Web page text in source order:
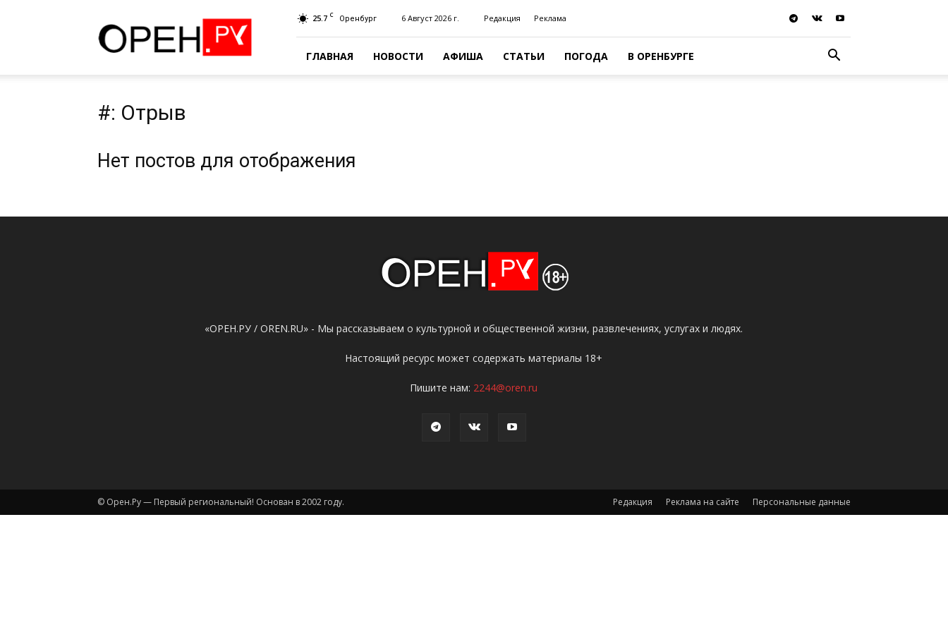
25.7 C Оренбург 6 Август 2026 г. Редакция Реклама
ГЛАВНАЯ НОВОСТИ АФИША СТАТЬИ ПОГОДА В ОРЕНБУРГЕ
#: Отрыв
Нет постов для отображения
«ОРЕН.РУ / OREN.RU» - Мы рассказываем о культурной и общественной жизни, развлечениях, услугах и людях.
Настоящий ресурс может содержать материалы 18+
Пишите нам: 2244@oren.ru
Редакция Реклама на сайте Персональные данные
© Орен.Ру — Первый региональный! Основан в 2002 году.